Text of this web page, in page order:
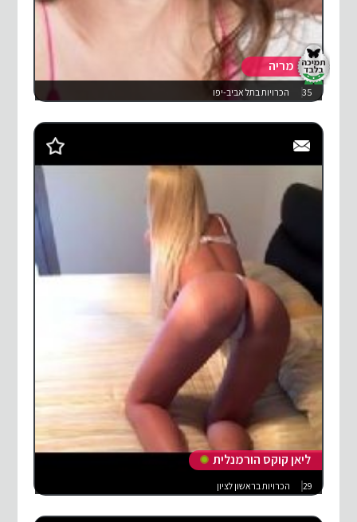
מריה
35 הכרויות בתל אביב-יפו
ליאן קוקס הורמנלית
29 הכרויות בראשון לציון